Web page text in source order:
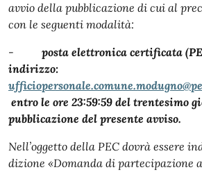
avvio della pubblicazione di cui al
con le seguenti modalità:
- posta elettronica certificata
indirizzo:
entro le ore 23:59:59 del trentesimo
pubblicazione del presente avviso.
Nell’oggetto della PEC dovrà essere
dizione «Domanda di partecipazione